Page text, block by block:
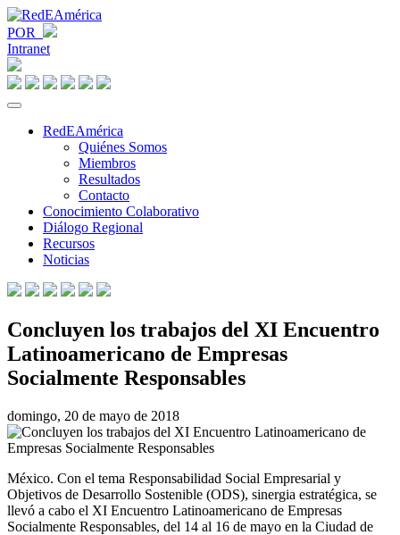
POR
Intranet
RedEAmérica
Quiénes Somos
Miembros
Resultados
Contacto
Conocimiento Colaborativo
Diálogo Regional
Recursos
Noticias
Concluyen los trabajos del XI Encuentro
Latinoamericano de Empresas
Socialmente Responsables
domingo, 20 de mayo de 2018
México. Con el tema Responsabilidad Social Empresarial y
Objetivos de Desarrollo Sostenible (ODS), sinergia estratégica, se
llevó a cabo el XI Encuentro Latinoamericano de Empresas
Socialmente Responsables, del 14 al 16 de mayo en la Ciudad de